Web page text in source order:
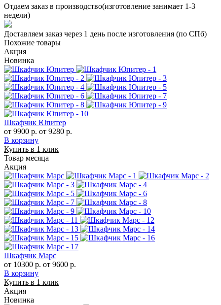
Отдаем заказ в производство(изготовление занимает 1-3
недели)
Доставляем заказ через 1 день после изготовления (по СПб)
Похожие товары
Акция
Новинка
Шкафчик Юпитер
от 9900 р. от 9280 р.
В корзину
Купить в 1 клик
Товар месяца
Акция
Шкафчик Марс
от 10300 р. от 9600 р.
В корзину
Купить в 1 клик
Акция
Новинка